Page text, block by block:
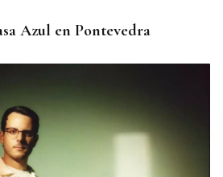
Azul en Pontevedra